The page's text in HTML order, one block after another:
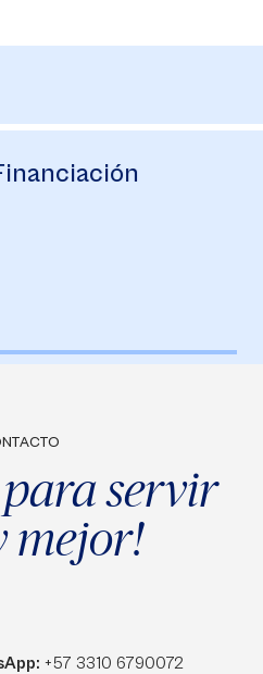
para servir
mejor!
+57 3310 6790072